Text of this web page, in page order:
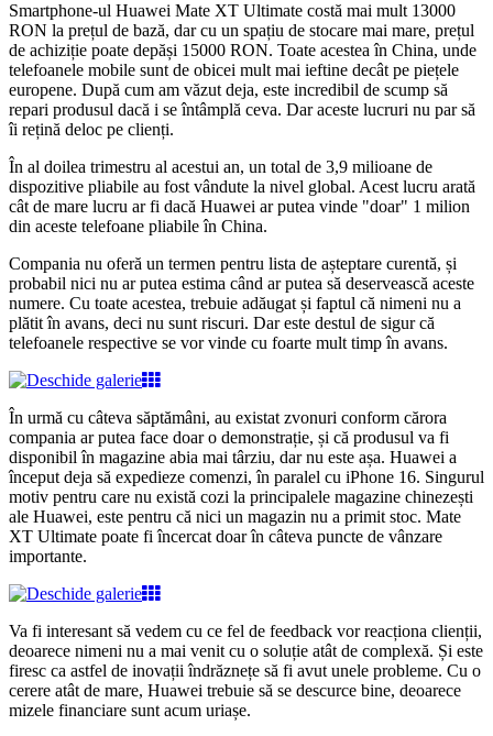
Smartphone-ul Huawei Mate XT Ultimate costă mai mult 13000
RON la prețul de bază, dar cu un spațiu de stocare mai mare, prețul
de achiziție poate depăși 15000 RON. Toate acestea în China, unde
telefoanele mobile sunt de obicei mult mai ieftine decât pe piețele
europene. După cum am văzut deja, este incredibil de scump să
repari produsul dacă i se întâmplă ceva. Dar aceste lucruri nu par să
îi rețină deloc pe clienți.
În al doilea trimestru al acestui an, un total de 3,9 milioane de
dispozitive pliabile au fost vândute la nivel global. Acest lucru arată
cât de mare lucru ar fi dacă Huawei ar putea vinde "doar" 1 milion
din aceste telefoane pliabile în China.
Compania nu oferă un termen pentru lista de așteptare curentă, și
probabil nici nu ar putea estima când ar putea să deservească aceste
numere. Cu toate acestea, trebuie adăugat și faptul că nimeni nu a
plătit în avans, deci nu sunt riscuri. Dar este destul de sigur că
telefoanele respective se vor vinde cu foarte mult timp în avans.
În urmă cu câteva săptămâni, au existat zvonuri conform cărora
compania ar putea face doar o demonstrație, și că produsul va fi
disponibil în magazine abia mai târziu, dar nu este așa. Huawei a
început deja să expedieze comenzi, în paralel cu iPhone 16. Singurul
motiv pentru care nu există cozi la principalele magazine chinezești
ale Huawei, este pentru că nici un magazin nu a primit stoc. Mate
XT Ultimate poate fi încercat doar în câteva puncte de vânzare
importante.
Va fi interesant să vedem cu ce fel de feedback vor reacționa clienții,
deoarece nimeni nu a mai venit cu o soluție atât de complexă. Și este
firesc ca astfel de inovații îndrăznețe să fi avut unele probleme. Cu o
cerere atât de mare, Huawei trebuie să se descurce bine, deoarece
mizele financiare sunt acum uriașe.